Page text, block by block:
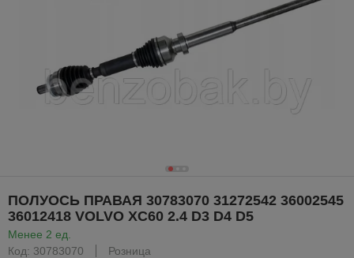
ПОЛУОСЬ ПРАВАЯ 30783070 31272542 36002545
36012418 VOLVO XC60 2.4 D3 D4 D5
Менее 2 ед.
Код: 30783070
Розница